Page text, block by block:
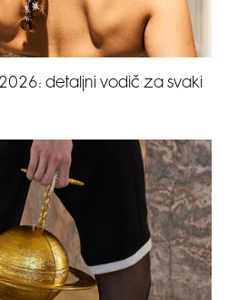
detaljni vodič za svaki